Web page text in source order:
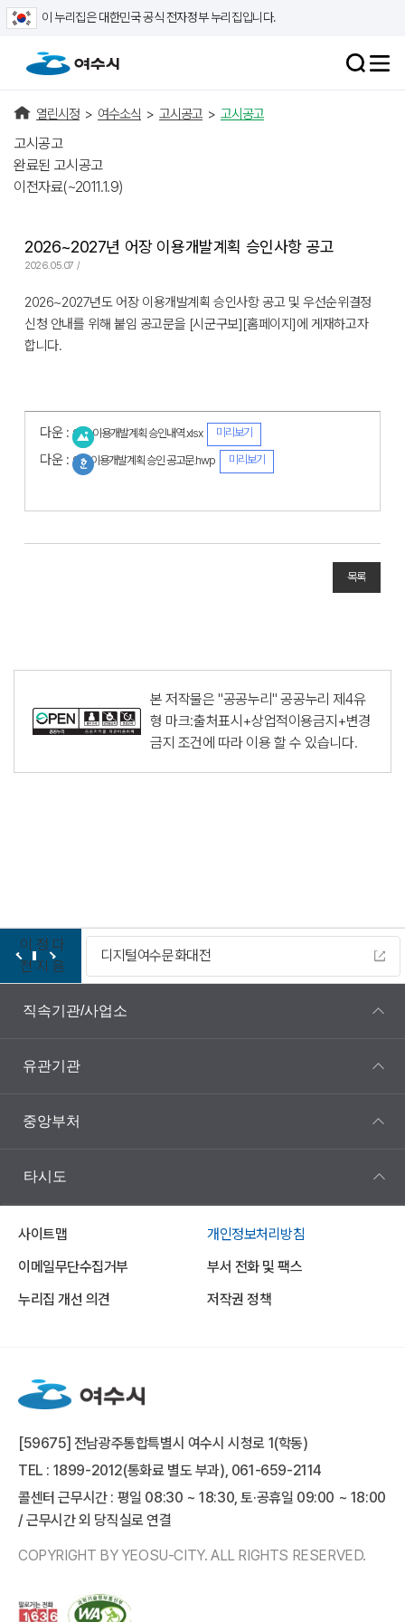
이 누리집은 대한민국 공식 전자정부 누리집입니다.
열린시정 > 여수소식 > 고시공고 > 고시공고
고시공고
완료된 고시공고
이전자료(~2011.1.9)
2026~2027년 어장 이용개발계획 승인사항 공고
2026.05.07 /
2026~2027년도 어장 이용개발계획 승인사항 공고 및 우선순위결정
신청 안내를 위해 붙임 공고문을 [시군구보][홈페이지]에 게재하고자
합니다.
다운 : 어장 이용개발계획 승인내역.xlsx 미리보기
다운 : 어장이용개발계획 승인 공고문.hwp 미리보기
목록
본 저작물은 "공공누리"공공누리 제4유
형 마크:출처표시+상업적이용금지+변경
금지 조건에 따라 이용 할 수 있습니다.
이
전
정
지
다
음
디지털여수문화대전
직속기관/사업소
유관기관
중앙부처
타시도
사이트맵
개인정보처리방침
이메일무단수집거부
부서 전화 및 팩스
누리집 개선 의견
저작권 정책
[59675] 전남광주통합특별시 여수시 시청로 1(학동)
TEL : 1899-2012(통화료 별도 부과), 061-659-2114
콜센터 근무시간 : 평일 08:30 ~ 18:30, 토·공휴일 09:00 ~ 18:00
/ 근무시간 외 당직실로 연결
COPYRIGHT BY YEOSU-CITY. ALL RIGHTS RESERVED.